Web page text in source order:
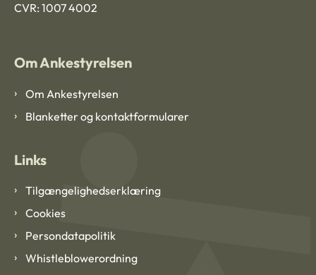
CVR: 1007 4002
Om Ankestyrelsen
Om Ankestyrelsen
Blanketter og kontaktformularer
Links
Tilgængelighedserklæring
Cookies
Persondatapolitik
Whistleblowerordning